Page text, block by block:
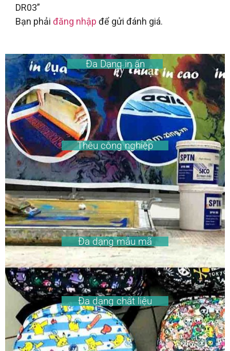
DR03”
Bạn phải đăng nhập để gửi đánh giá.
Đa Dạng in ấn
Thêu công nghiệp
Đa dạng mẫu mã
Đa dạng chất liệu